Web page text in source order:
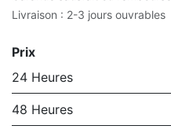
Livraison : 2-3 jours ouvrables
Prix
24 Heures
48 Heures